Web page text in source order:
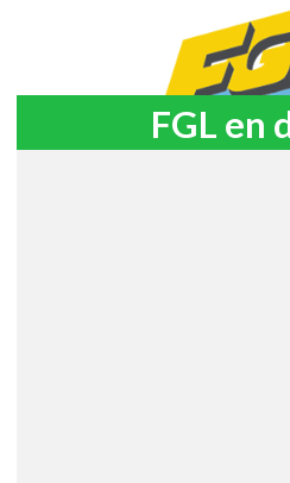
FGL en